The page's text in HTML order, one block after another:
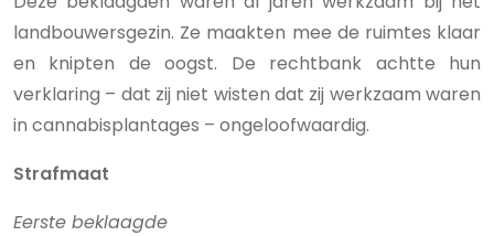
landbouwersgezin. Ze maakten mee de ruimtes klaar
en knipten de oogst. De rechtbank achtte hun
verklaring – dat zij niet wisten dat zij werkzaam waren
in cannabisplantages – ongeloofwaardig.
Strafmaat
Eerste beklaagde